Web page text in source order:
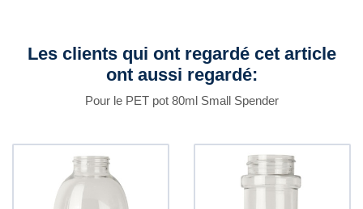
Les clients qui ont regardé cet article
ont aussi regardé:
Pour le PET pot 80ml Small Spender